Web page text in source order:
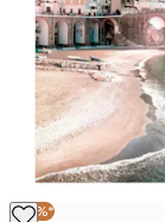
-30%*